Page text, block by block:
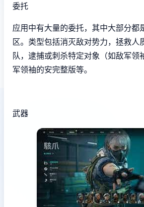
委托
应用中有大量的委托，其中大部分都
区。类型包括消灭敌对势力，拯救人
队，逮捕或刺杀特定对象（如敌军领
军领袖的安完整版等。
武器